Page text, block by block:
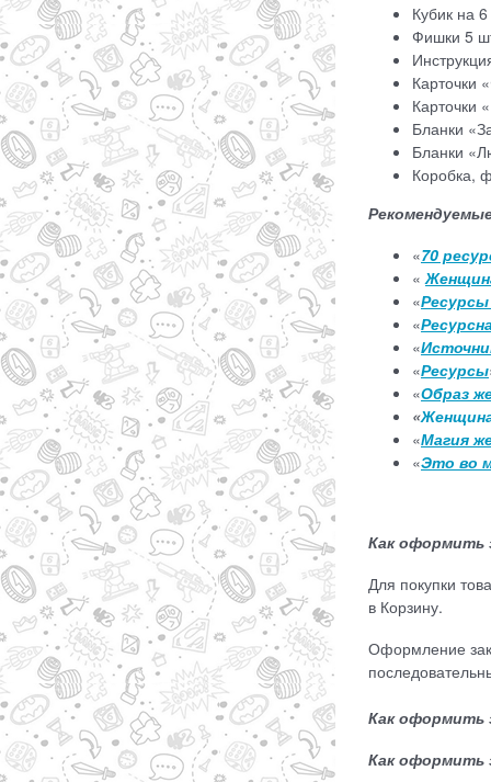
Кубик на
Фишки 5
Карточки
Карточки
Бланки
Бланки
Коробка,
«70
«
«
«
«
«Ресурсы
«Образ
«
«Магия
«Это во
Как оформить
Для покупки
в Корзину.
Оформление
Как оформить
Как оформить